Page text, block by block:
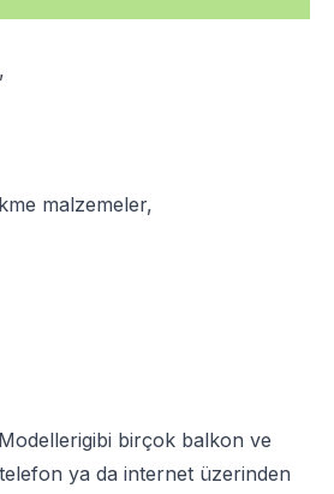
malzemeler,
gibi birçok balkon ve
ya da internet üzerinden